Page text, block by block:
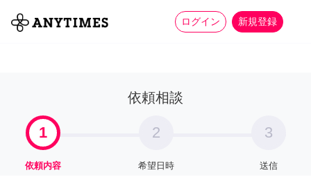
ログイン 新規登録
全て 家事 more_horiz
依頼相談
1
依頼内容
2
希望日時
3
送信